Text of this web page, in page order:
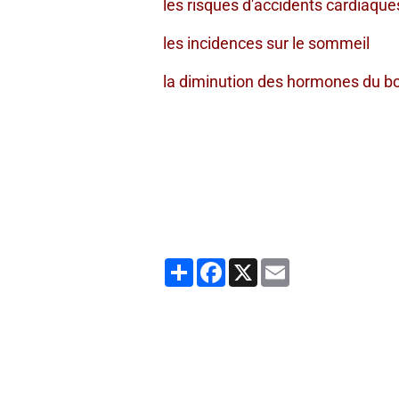
les risques d'accidents
les incidences sur le sommeil
la diminution des hormones du
PartagerFacebook
X